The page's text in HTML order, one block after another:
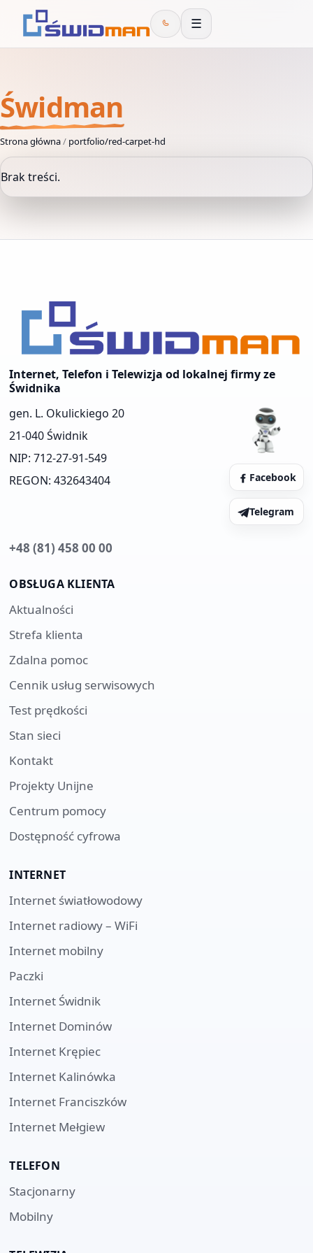
☰
Świdman
Strona główna/ portfolio/red-carpet-hd
Brak treści.
Internet, Telefon i Telewizja od lokalnej firmy ze
Świdnika
gen. L. Okulickiego 20
21-040 Świdnik
NIP: 712-27-91-549
REGON: 432643404
Facebook
Telegram
+48 (81) 458 00 00
OBSŁUGA KLIENTA
Aktualności
Strefa klienta
Zdalna pomoc
Cennik usług serwisowych
Test prędkości
Stan sieci
Kontakt
Projekty Unijne
Centrum pomocy
Dostępność cyfrowa
INTERNET
Internet światłowodowy
Internet radiowy – WiFi
Internet mobilny
Paczki
Internet Świdnik
Internet Dominów
Internet Krępiec
Internet Kalinówka
Internet Franciszków
Internet Mełgiew
TELEFON
Stacjonarny
Mobilny